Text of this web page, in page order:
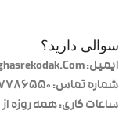
سوالی دارید؟
ایمیل: Info@Sismonighasrekodak.Com
شماره تماس: 02177786550
ساعات کاری: همه روزه از ۱۰:۰۰ الی ۲۱:۰۰